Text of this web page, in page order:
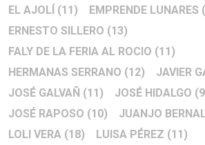
EL AJOLÍ (11) EMPRENDE LUNARES
ERNESTO SILLERO (13)
FALY DE LA FERIA AL ROCIO (11)
HERMANAS SERRANO (12) JAVIER
JOSÉ GALVAÑ (11) JOSÉ HIDALGO
JOSÉ RAPOSO (10) JUANJO
LOLI VERA (18) LUISA PÉREZ (11)